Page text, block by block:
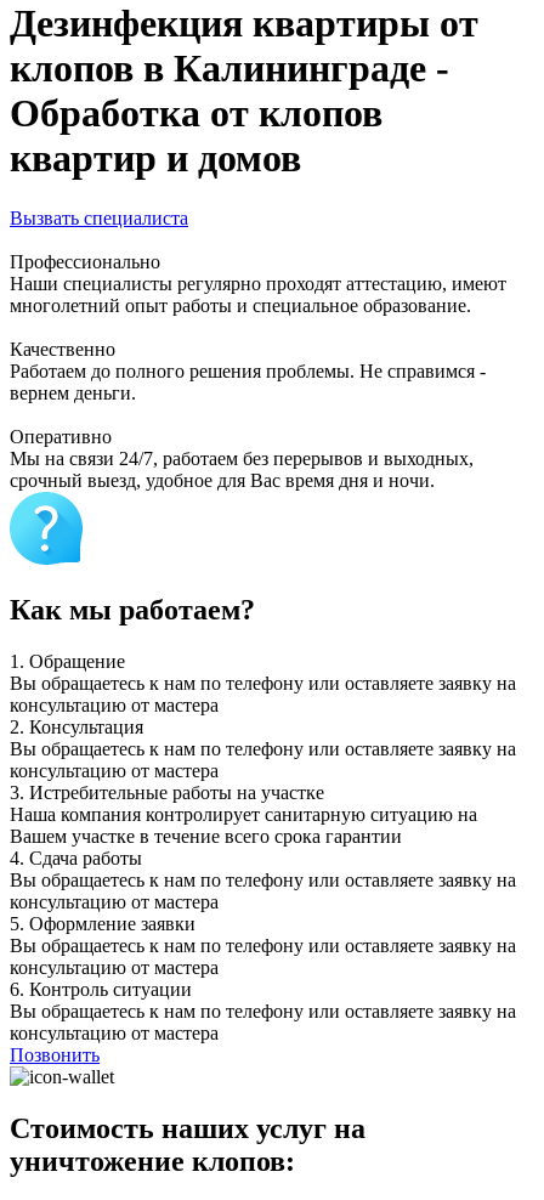
Дезинфекция квартиры от
клопов в Калининграде -
Обработка от клопов
квартир и домов
Вызвать специалиста
Профессионально
Наши специалисты регулярно проходят аттестацию, имеют
многолетний опыт работы и специальное образование.
Качественно
Работаем до полного решения проблемы. Не справимся -
вернем деньги.
Оперативно
Мы на связи 24/7, работаем без перерывов и выходных,
срочный выезд, удобное для Вас время дня и ночи.
Как мы работаем?
1. Обращение
Вы обращаетесь к нам по телефону или оставляете заявку на
консультацию от мастера
2. Консультация
Вы обращаетесь к нам по телефону или оставляете заявку на
консультацию от мастера
3. Истребительные работы на участке
Наша компания контролирует санитарную ситуацию на
Вашем участке в течение всего срока гарантии
4. Сдача работы
Вы обращаетесь к нам по телефону или оставляете заявку на
консультацию от мастера
5. Оформление заявки
Вы обращаетесь к нам по телефону или оставляете заявку на
консультацию от мастера
6. Контроль ситуации
Вы обращаетесь к нам по телефону или оставляете заявку на
консультацию от мастера
Позвонить
Стоимость наших услуг на
уничтожение клопов: